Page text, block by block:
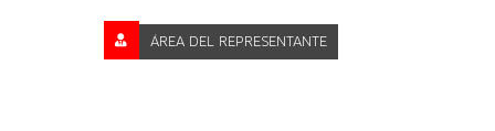
ÁREA DEL REPRESENTANTE